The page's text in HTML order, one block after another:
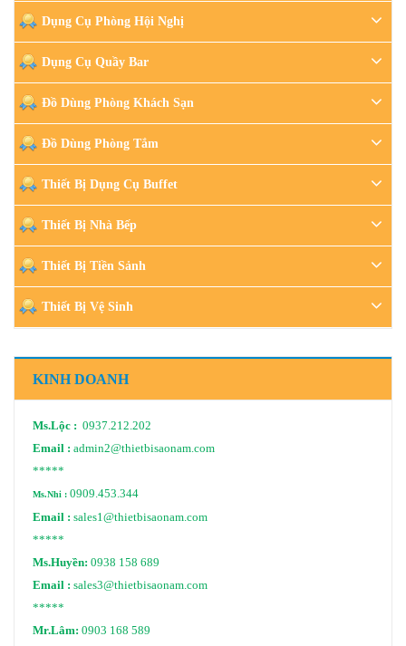
Dụng Cụ Phòng Hội Nghị
Dụng Cụ Quầy Bar
Đồ Dùng Phòng Khách Sạn
Đồ Dùng Phòng Tắm
Thiết Bị Dụng Cụ Buffet
Thiết Bị Nhà Bếp
Thiết Bị Tiền Sảnh
Thiết Bị Vệ Sinh
KINH DOANH
Ms.Lộc : 0937.212.202
Email : admin2@thietbisaonam.com
*****
Ms.Nhi : 0909.453.344
Email : sales1@thietbisaonam.com
*****
Ms.Huyền: 0938 158 689
Email : sales3@thietbisaonam.com
*****
Mr.Lâm: 0903 168 589